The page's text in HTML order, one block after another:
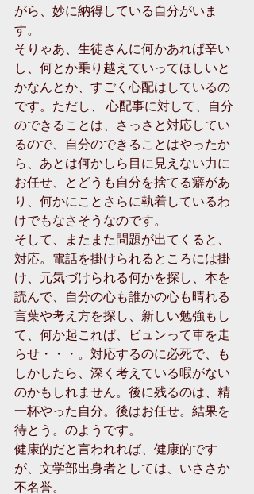
がら、妙に納得している自分がいま
す。
そりゃあ、生徒さんに何かあれば辛い
し、何とか乗り越えていってほしいと
かなんとか、すごく心配はしているの
です。ただし、 心配事に対して、自分
のできることは、さっさと対応してい
るので、自分のできることはやったか
ら、あとは何かしら目に見えない力に
お任せ、とどうも自分を捨てる癖があ
り、何かにことさらに執着しているわ
けでもなさそうなのです。
そして、またまた問題が出てくると、
対応。電話を掛けられるところには掛
け、元気づけられる何かを探し、本を
読んで、自分の心も誰かの心も晴れる
言葉や考え方を探し、新しい勉強もし
て、何か起これば、ビュンって車を走
らせ・・・。対応するのに必死で、も
しかしたら、深く考えている暇がない
のかもしれません。後に残るのは、精
一杯やった自分。後はお任せ。結果を
待とう。のようです。
健康的だと言われれば、健康的です
が、文学部出身者としては、いささか
不名誉。